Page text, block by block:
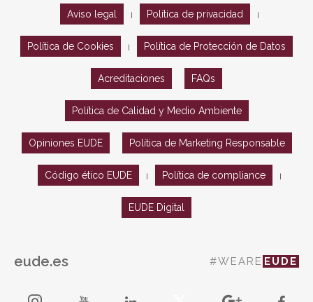
Aviso legal Política de privacidad
Política de Cookies Política de Protección de Datos
Acreditaciones FAQs
Política de Calidad y Medio Ambiente
Opiniones EUDE Política de Marketing Responsable
Código ético EUDE Política de compliance
EUDE Digital
eude.es #WEARE EUDE